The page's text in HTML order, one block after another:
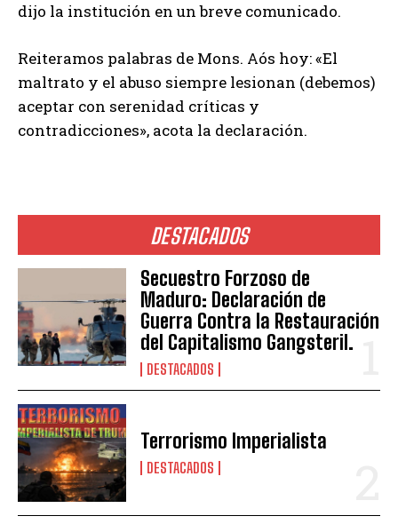
DESTACADOS
Secuestro Forzoso de
Maduro: Declaración de
Guerra Contra la Restauración
del Capitalismo Gangsteril.
DESTACADOS
Terrorismo Imperialista
DESTACADOS
dijo la institución en un breve comunicado.
Reiteramos palabras de Mons. Aós hoy: «El
maltrato y el abuso siempre lesionan (debemos)
aceptar con serenidad críticas y
contradicciones», acota la declaración.